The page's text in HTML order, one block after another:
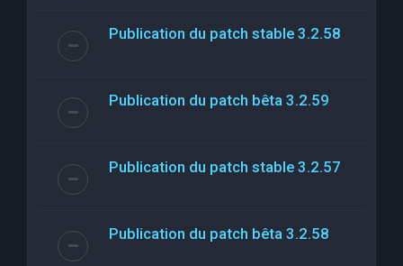
Publication du patch stable 3.2.58
Publication du patch bêta 3.2.59
Publication du patch stable 3.2.57
Publication du patch bêta 3.2.58